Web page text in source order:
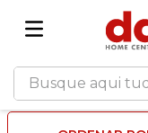
Busque aqui tudo